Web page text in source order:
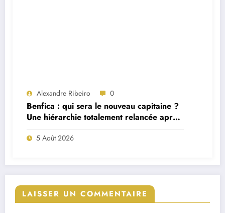
Alexandre Ribeiro 0
Benfica : qui sera le nouveau capitaine ?
Une hiérarchie totalement relancée après
deux départs majeurs
5 Août 2026
LAISSER UN COMMENTAIRE